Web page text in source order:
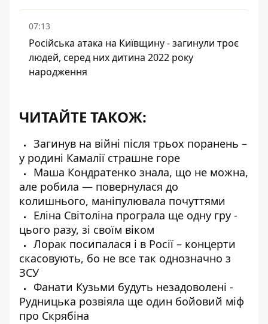
07:13
Російська атака на Київщину - загинули троє
людей, серед них дитина 2022 року
народження
ЧИТАЙТЕ ТАКОЖ:
Загинув на війні після трьох поранень –
у родині Камалії страшне горе
Маша Кондратенко знала, що не можна,
але робила — повернулася до
колишнього, маніпулювала почуттями
Еліна Світоліна програла ще одну гру -
цього разу, зі своїм віком
Лорак посипалася і в Росії – концерти
скасовують, бо не все так однозначно з
ЗСУ
Фанати Кузьми будуть незадоволені -
Рудницька розвіяла ще один бойовий міф
про Скрябіна